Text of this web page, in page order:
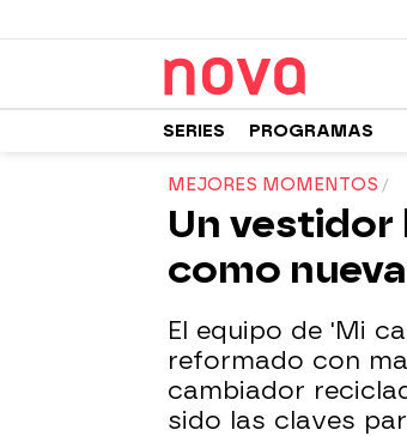
SERIES PROGRAMAS
MEJORES MOMENTOS
Un
como
El equipo de 'Mi
reformado con
cambiador
sido las claves